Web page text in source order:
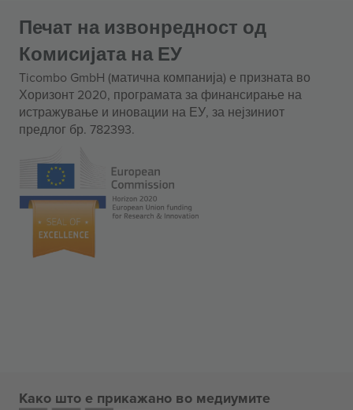
Печат на извонредност од
Комисијата на ЕУ
Ticombo GmbH (матична компанија) е призната во
Хоризонт 2020, програмата за финансирање на
истражување и иновации на ЕУ, за нејзиниот
предлог бр. 782393.
Како што е прикажано во медиумите